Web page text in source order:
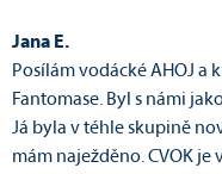
Jana E.
Posílám vodácké AHOJ a
Fantomase. Byl s námi
Já byla v téhle skupině
mám naježděno. CVOK je